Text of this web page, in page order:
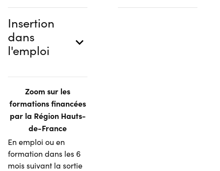
Insertion
dans
l'emploi
Zoom sur les
formations financées
par la Région Hauts-
de-France
En emploi ou en
formation dans les 6
mois suivant la sortie